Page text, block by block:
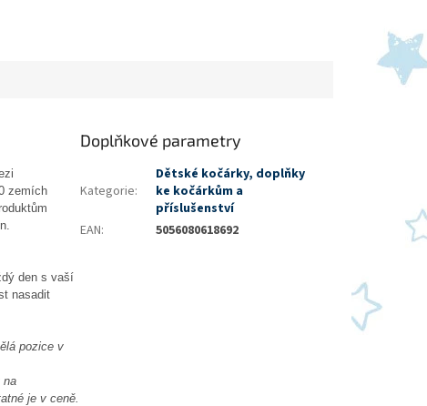
zemích
den s vaší
nasadit
pozice v
na
je v ceně.
Doplňkové parametry
Kategorie:
Dětské kočárky, doplňky
ke kočárkům a
příslušenství
EAN: 5056080618692